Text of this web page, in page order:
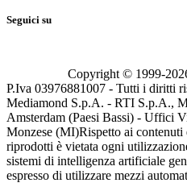
Seguici su
Copyright © 1999-
P.Iva 03976881007 - Tutti i diritti
Mediamond S.p.A. - RTI S.p.A.,
Amsterdam (Paesi Bassi) - Uffici
Monzese (MI)Rispetto ai contenuti
riprodotti è vietata ogni
sistemi di intelligenza artificiale
espresso di utilizzare mezzi